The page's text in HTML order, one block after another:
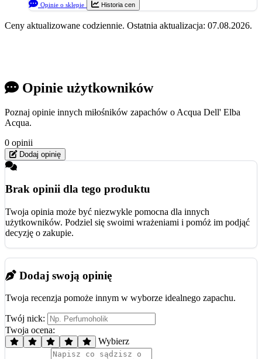
Opinie o sklepie Historia cen
Ceny aktualizowane codziennie. Ostatnia aktualizacja: 07.08.2026.
Opinie użytkowników
Poznaj opinie innych miłośników zapachów o Acqua Dell' Elba
Acqua.
0 opinii
Dodaj opinię
Brak opinii dla tego produktu
Twoja opinia może być niezwykle pomocna dla innych
użytkowników. Podziel się swoimi wrażeniami i pomóż im podjąć
decyzję o zakupie.
Dodaj swoją opinię
Twoja recenzja pomoże innym w wyborze idealnego zapachu.
Twój nick:
Twoja ocena:
Wybierz